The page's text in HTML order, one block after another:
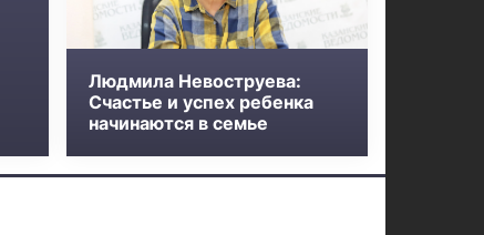
Людмила Невоструева:
Счастье и успех ребенка
начинаются в семье